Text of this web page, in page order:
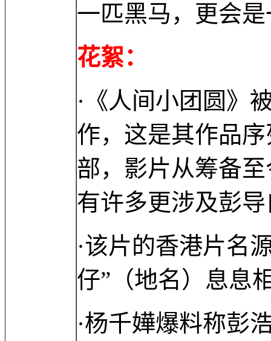
一匹黑马，更会
花絮：
·《人间小团圆》
作，这是其作品
部，影片从筹备
有许多更涉及彭
·该片的香港片名
仔”（地名）息息
·杨千嬅爆料称彭